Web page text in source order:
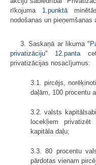
rīkojuma 1.punktā
nodošanas un pieņemšanas
3. Saskaņā ar likuma "
privatizāciju" 12.panta
privatizācijas nosacījumus:
3.1. pircējs,
daļām, 100 procentu
3.2. valsts
locekļiem
kapitāla daļu;
3.3. 80 procentu
pārdotas vienam